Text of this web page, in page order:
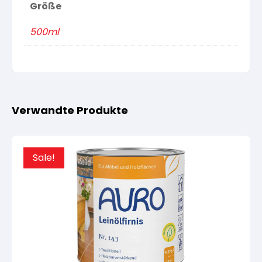
Größe
500ml
Verwandte Produkte
Sale!